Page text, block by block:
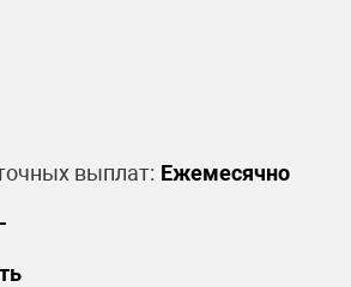
выплат: Ежемесячно
-